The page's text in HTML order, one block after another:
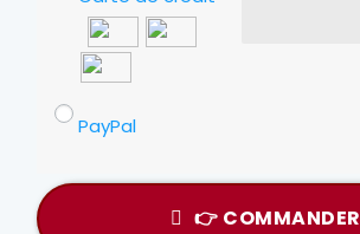
PayPal
👉 COMMANDER